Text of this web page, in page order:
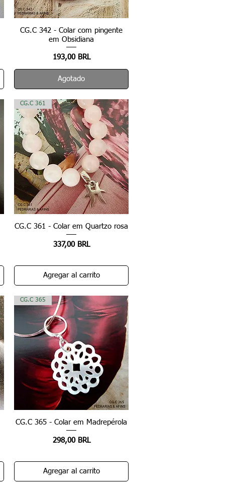
Vista rápida
CG.C 342 - Colar com pingente
em Obsidiana
Precio
193,00 BRL
Agotado
Vista rápida
CG.C 361
CG.C 361 - Colar em Quartzo rosa
Precio
337,00 BRL
Agregar al carrito
Vista rápida
CG.C 365
CG.C 365 - Colar em Madrepérola
Precio
298,00 BRL
Agregar al carrito